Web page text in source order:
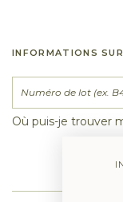
INFORMATIONS
Où puis-je trouver